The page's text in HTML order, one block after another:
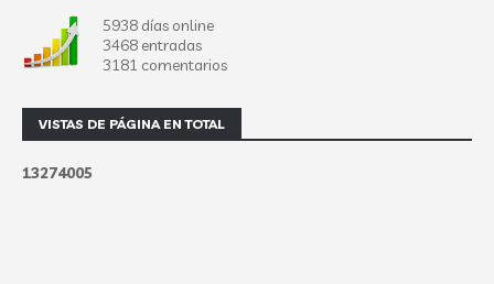
5938 días online
3468 entradas
3181 comentarios
VISTAS DE PÁGINA EN TOTAL
13274005